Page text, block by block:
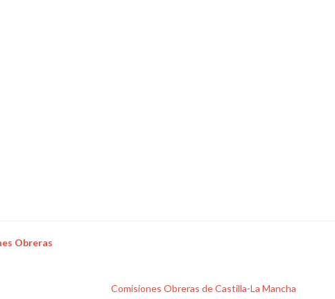
Obreras
Comisiones Obreras de Castilla-La Mancha